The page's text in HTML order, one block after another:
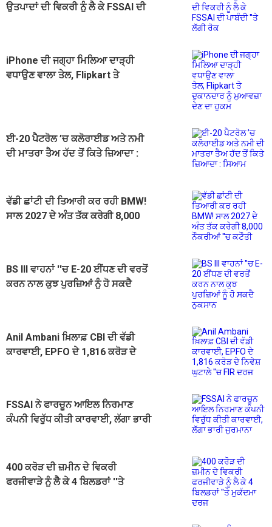
ਉਤਪਾਦਾਂ ਦੀ ਵਿਕਰੀ ਨੂੰ ਲੈ ਕੇ FSSAI ਦੀ
iPhone ਦੀ ਜਗ੍ਹਾ ਮਿਲਿਆ ਦਾੜ੍ਹੀ
ਵਧਾਉਣ ਵਾਲਾ ਤੇਲ, Flipkart ਤੇ
ਈ-20 ਪੈਟਰੋਲ ’ਚ ਕਲੋਰਾਈਡ ਅਤੇ ਨਮੀ
ਦੀ ਮਾਤਰਾ ਤੈਅ ਹੱਦ ਤੋਂ ਕਿਤੇ ਜ਼ਿਆਦਾ :
ਵੱਡੀ ਛਾਂਟੀ ਦੀ ਤਿਆਰੀ ਕਰ ਰਹੀ BMW!
ਸਾਲ 2027 ਦੇ ਅੰਤ ਤੱਕ ਕਰੇਗੀ 8,000
BS III ਵਾਹਨਾਂ ''ਚ E-20 ਈਂਧਣ ਦੀ ਵਰਤੋਂ
ਕਰਨ ਨਾਲ ਕੁਝ ਪੁਰਜ਼ਿਆਂ ਨੂੰ ਹੋ ਸਕਦੈ
Anil Ambani ਖ਼ਿਲਾਫ਼ CBI ਦੀ ਵੱਡੀ
ਕਾਰਵਾਈ, EPFO ਦੇ 1,816 ਕਰੋੜ ਦੇ
FSSAI ਨੇ ਫਾਰਚੂਨ ਆਇਲ ਨਿਰਮਾਣ
ਕੰਪਨੀ ਵਿਰੁੱਧ ਕੀਤੀ ਕਾਰਵਾਈ, ਲੱਗਾ ਭਾਰੀ
400 ਕਰੋੜ ਦੀ ਜ਼ਮੀਨ ਦੇ ਵਿਕਰੀ
ਫਰਜੀਵਾੜੇ ਨੂੰ ਲੈ ਕੇ 4 ਬਿਲਡਰਾਂ ''ਤੇ